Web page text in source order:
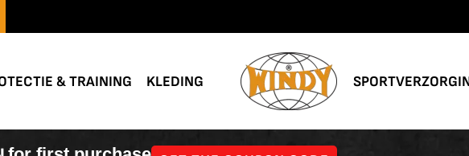
& TRAINING KLEDING